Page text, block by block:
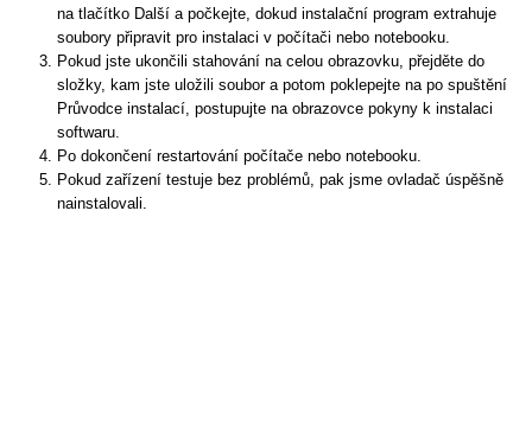
na tlačítko Další a počkejte, dokud instalační program extrahuje
soubory připravit pro instalaci v počítači nebo notebooku.
Pokud jste ukončili stahování na celou obrazovku, přejděte do
složky, kam jste uložili soubor a potom poklepejte na po spuštění
Průvodce instalací, postupujte na obrazovce pokyny k instalaci
softwaru.
Po dokončení restartování počítače nebo notebooku.
Pokud zařízení testuje bez problémů, pak jsme ovladač úspěšně
nainstalovali.